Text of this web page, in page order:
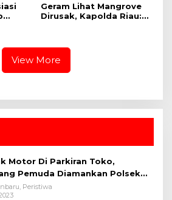
Geram Lihat Mangrove
Dirusak, Kapolda Riau:
View More
Motor Di Parkiran Toko,
Pemuda Diamankan Polsek
RayaPeristiwa